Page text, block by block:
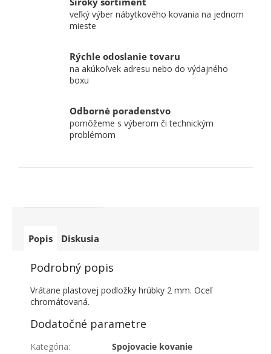
veľký výber nábytkového kovania na jednom
mieste
Rýchle odoslanie tovaru
na akúkoľvek adresu nebo do výdajného
boxu
Odborné poradenstvo
pomôžeme s výberom či technickým
problémom
Popis Diskusia
Podrobný popis
Vrátane plastovej podložky hrúbky 2 mm. Oceľ
chromátovaná.
Dodatočné parametre
Kategória: Spojovacie kovanie